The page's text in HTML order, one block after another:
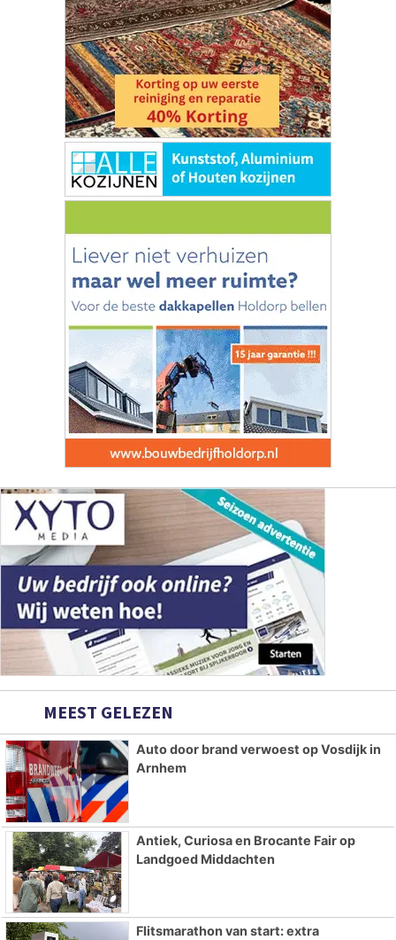
MEEST GELEZEN
Auto door brand verwoest op Vosdijk in
Arnhem
Antiek, Curiosa en Brocante Fair op
Landgoed Middachten
Flitsmarathon van start: extra